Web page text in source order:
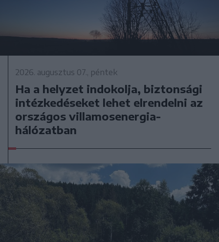
2026. augusztus 07., péntek
Ha a helyzet indokolja, biztonsági
intézkedéseket lehet elrendelni az
országos villamosenergia-
hálózatban